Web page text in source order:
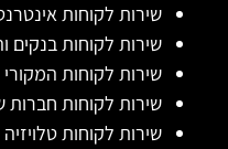
שירות לקוחות
שירות לקוחות בנקים
שירות לקוחות
שירות לקוחות חברות
שירות לקוחות טלויזיה